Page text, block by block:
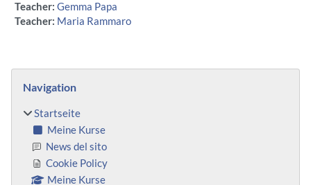
Teacher: Gemma Papa
Teacher: Maria Rammaro
Blöcke
Navigation
Startseite
Meine Kurse
News del sito
Cookie Policy
Meine Kurse